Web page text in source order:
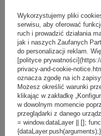
Aka Tori
Nóż szefa kuchni Aka Tori ze stali
damasceńskiej 8" - Tokyo
Wykorzystujemy pliki
serwisu, aby oferować
ruch i prowadzić działania
jak i naszych Zaufanych
do personalizacji reklam.
[polityce
privacy-and-cookie-
oznacza zgodę na ich
Możesz określić warunki
klikając w zakładkę
w dowolnym momencie
przeglądarki z danego
= window.dataLayer || [];